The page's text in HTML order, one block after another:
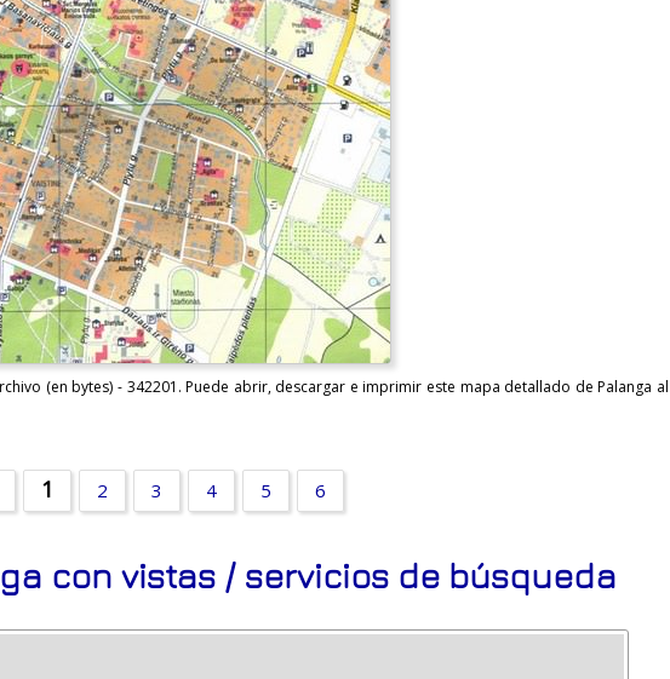
(en bytes) - 342201. Puede abrir, descargar e imprimir este mapa detallado de Palanga al
1 2 3 4 5 6
con vistas / servicios de búsqueda